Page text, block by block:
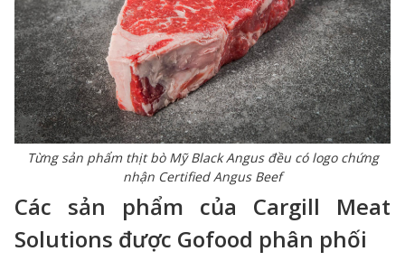
Từng sản phẩm thịt bò Mỹ Black Angus đều có logo chứng
nhận Certified Angus Beef
Các sản phẩm của Cargill Meat
Solutions được Gofood phân phối